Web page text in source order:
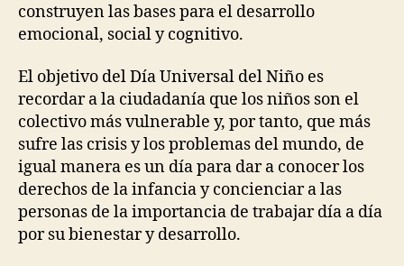
construyen las bases para el desarrollo
emocional, social y cognitivo.
El objetivo del Día Universal del Niño es
recordar a la ciudadanía que los niños son el
colectivo más vulnerable y, por tanto, que más
sufre las crisis y los problemas del mundo, de
igual manera es un día para dar a conocer los
derechos de la infancia y concienciar a las
personas de la importancia de trabajar día a día
por su bienestar y desarrollo.